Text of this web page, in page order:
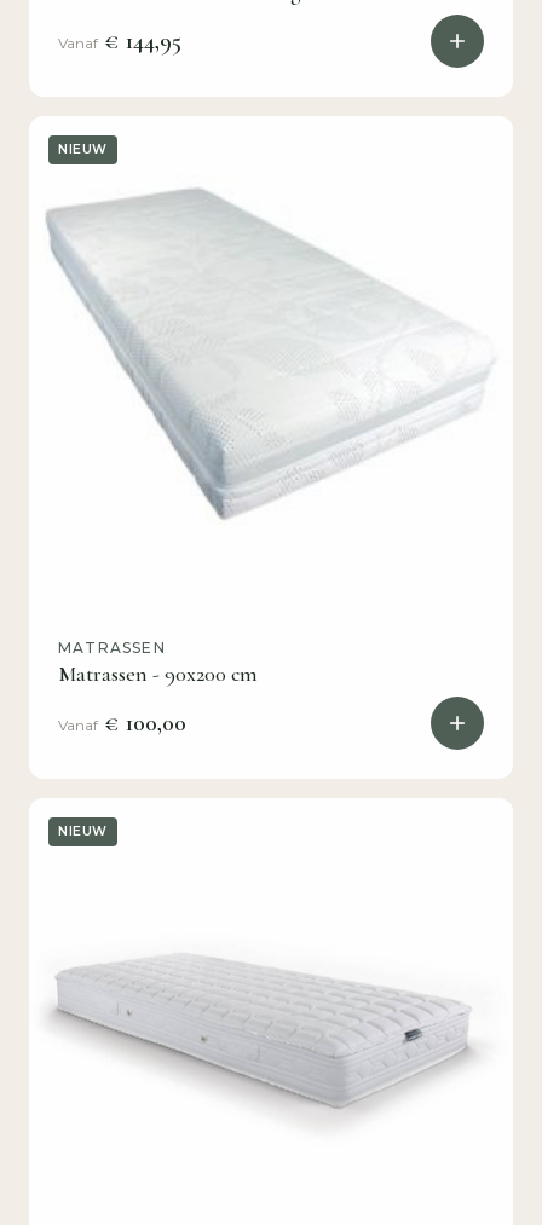
Vanaf € 144,95
NIEUW
MATRASSEN
Matrassen - 90x200 cm
Vanaf € 100,00
NIEUW